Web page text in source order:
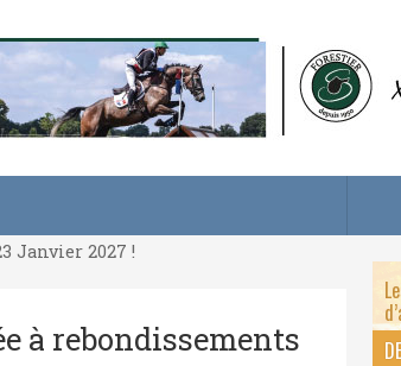
Janvier 2027 !
Janvier 2027 !
à rebondissements